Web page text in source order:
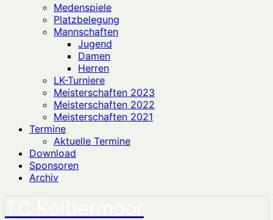
Medenspiele
Platzbelegung
Mannschaften
Jugend
Damen
Herren
LK-Turniere
Meisterschaften 2023
Meisterschaften 2022
Meisterschaften 2021
Termine
Aktuelle Termine
Download
Sponsoren
Archiv